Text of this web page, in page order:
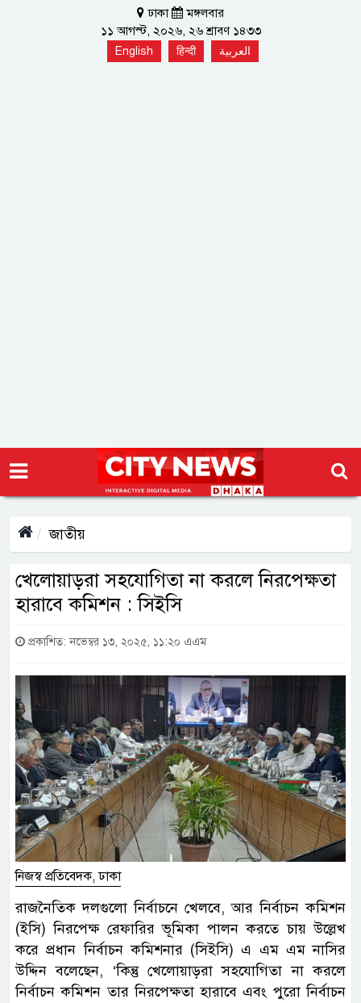
ঢাকা
মঙ্গলবার
১১ আগস্ট, ২০২৬, ২৬ শ্রাবণ ১৪৩৩
English हिन्दी العربية
জাতীয়
খেলোয়াড়রা সহযোগিতা না করলে নিরপেক্ষতা
হারাবে কমিশন : সিইসি
প্রকাশিত: নভেম্বর ১৩, ২০২৫, ১১:২০ এএম
নিজস্ব প্রতিবেদক, ঢাকা
রাজনৈতিক দলগুলো নির্বাচনে খেলবে, আর নির্বাচন কমিশন
(ইসি) নিরপেক্ষ রেফারির ভূমিকা পালন করতে চায় উল্লেখ
করে প্রধান নির্বাচন কমিশনার (সিইসি) এ এম এম নাসির
উদ্দিন বলেছেন, ‘কিন্তু খেলোয়াড়রা সহযোগিতা না করলে
নির্বাচন কমিশন তার নিরপেক্ষতা হারাবে এবং পুরো নির্বাচন